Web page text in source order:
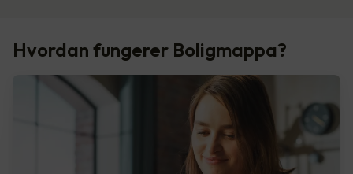
Hvordan fungerer Boligmappa?